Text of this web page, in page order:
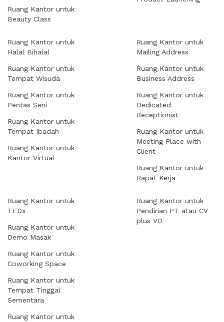
Ruang Kantor untuk
Beauty Class
Ruang Kantor untuk
Halal Bihalal
Ruang Kantor untuk
Tempat Wisuda
Ruang Kantor untuk
Pentas Seni
Ruang Kantor untuk
Tempat Ibadah
Ruang Kantor untuk
Kantor Virtual
Ruang Kantor untuk
Mailing Address
Ruang Kantor untuk
Business Address
Ruang Kantor untuk
Dedicated
Receptionist
Ruang Kantor untuk
Meeting Place with
Client
Ruang Kantor untuk
Rapat Kerja
Ruang Kantor untuk
TEDx
Ruang Kantor untuk
Demo Masak
Ruang Kantor untuk
Coworking Space
Ruang Kantor untuk
Tempat Tinggal
Sementara
Ruang Kantor untuk
Ruang Kantor untuk
Pendirian PT atau CV
plus VO